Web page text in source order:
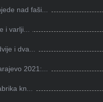
nad faši...
i varlji...
i dva...
2021:...
kn...